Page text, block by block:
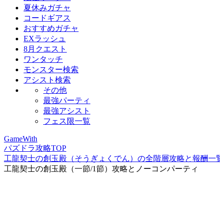
夏休みガチャ
コードギアス
おすすめガチャ
EXラッシュ
8月クエスト
ワンタッチ
モンスター検索
アシスト検索
その他
最強パーティ
最強アシスト
フェス限一覧
GameWith
パズドラ攻略TOP
工龍契士の創玉殿（そうぎょくでん）の全階層攻略と報酬一
工龍契士の創玉殿（一節/1節）攻略とノーコンパーティ